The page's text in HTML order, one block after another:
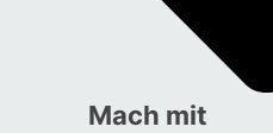
Mach mit